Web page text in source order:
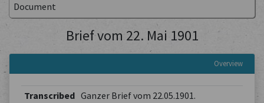
Document
Brief vom 22. Mai 1901
Overview
Transcribed Ganzer Brief vom 22.05.1901.